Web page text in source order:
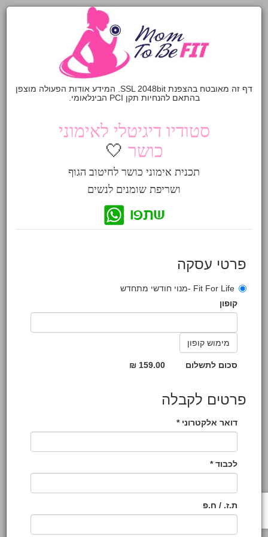
דף זה מאובטח בהצפנת SSL 2048bit. המידע אודות הפעולה מוצפן
בהתאם להנחיות תקן PCI הבינלאומי.
סטודיו דיגיטלי לאימוני
כושר 🤍
תכנית אימוני כושר לחיטוב הגוף
ושריפת שומנים לנשים
פרטי עסקה
Fit For Life -מנוי חודשי מתחדש
קופון
סכום לתשלום 159.00 ₪
פרטים לקבלה
דואר אלקטרוני *
לכבוד *
ת.ז. / ח.פ